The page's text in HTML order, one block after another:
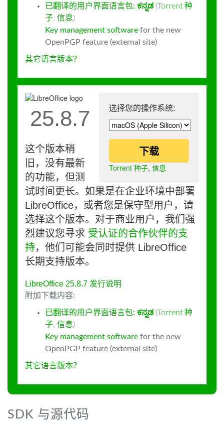
已翻译的用户界面语言包: ಕನ್ನಡ (Torrent 种
子, 信息)
Key management software for the new
OpenPGP feature (external site)
其它语言版本？
选择您的操作系统:
下载
Torrent 种子, 信息
25.8.7
这个版本稍
旧，没有最新
的功能，但测
试时间更长。如果是在企业环境中部署
LibreOffice，或者您是保守型用户，请
选择这个版本。对于商业用户，我们强
烈建议您寻求 受认证的合作伙伴的支
持，他们可能会同时提供 LibreOffice
长期支持版本。
LibreOffice 25.8.7 发行说明
附加下载内容:
已翻译的用户界面语言包: ಕನ್ನಡ (Torrent 种
子, 信息)
Key management software for the new
OpenPGP feature (external site)
其它语言版本？
SDK 与源代码